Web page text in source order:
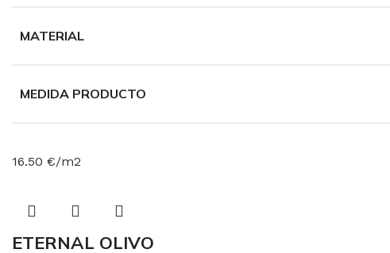
MATERIAL
MEDIDA PRODUCTO
16.50 €/m2
ETERNAL OLIVO